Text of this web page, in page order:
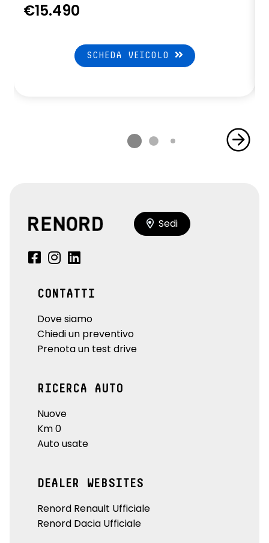
€15.490
SCHEDA VEICOLO
Sedi
CONTATTI
Dove siamo
Chiedi un preventivo
Prenota un test drive
RICERCA AUTO
Nuove
Km 0
Auto usate
DEALER WEBSITES
Renord Renault Ufficiale
Renord Dacia Ufficiale